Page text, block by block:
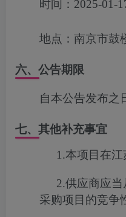
时间： 2025-01-
地点： 南京市鼓
六、公告期限
自本公告发布之
七、其他补充事宜
1.本项目在江
2.供应商应
采购项目的竞争